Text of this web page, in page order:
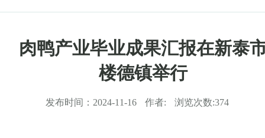
肉鸭产业毕业成果汇报在新泰
楼德镇举行
发布时间： 2024-11-16 作者: 浏览次数:374